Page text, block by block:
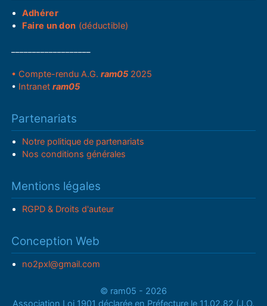
Adhérer
Faire un don (déductible)
• Compte-rendu A.G.ram05 2025
• Intranetram05
Partenariats
Notre politique de partenariats
Nos conditions générales
Mentions légales
RGPD & Droits d'auteur
Conception Web
no2pxl@gmail.com
© ram05 - 2026
Association Loi 1901 déclarée en Préfecture le 11.02.82 (J.O.